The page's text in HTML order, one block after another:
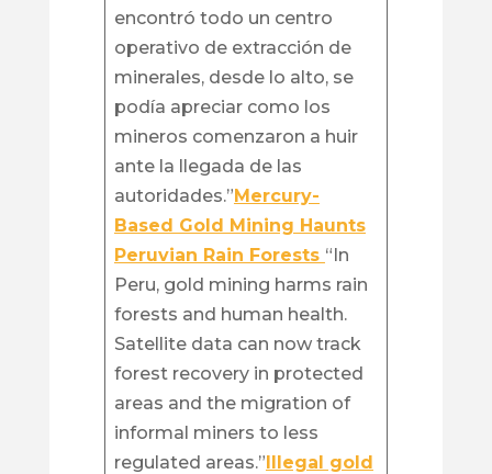
encontró todo un centro
operativo de extracción de
minerales, desde lo alto, se
podía apreciar como los
mineros comenzaron a huir
ante la llegada de las
autoridades.”Mercury-
Based Gold Mining Haunts
Peruvian Rain Forests “In
Peru, gold mining harms rain
forests and human health.
Satellite data can now track
forest recovery in protected
areas and the migration of
informal miners to less
regulated areas.”Illegal gold